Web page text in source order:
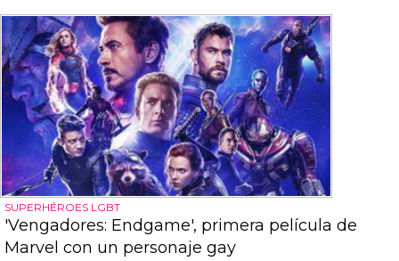
SUPERHÉROES LGBT
'Vengadores: Endgame', primera película de
Marvel con un personaje gay